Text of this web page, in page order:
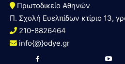
Πρωτοδικείο Αθηνών
Π. Σχολή Ευελπίδων κτίριο 13,
210-8826464
info{@}odye.gr